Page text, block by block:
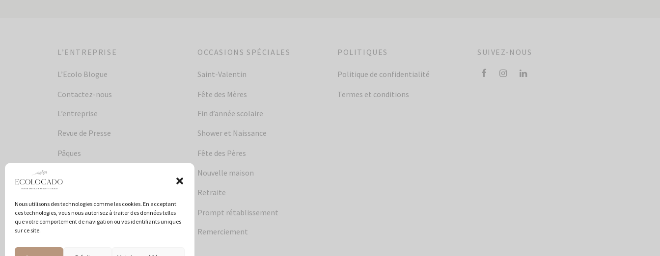
Nous utilisons des technologies comme les cookies. En acceptant
ces technologies, vous nous autorisez à traiter des données telles
que votre comportement de navigation ou vos identifiants uniques
sur ce site.
L’ENTREPRISE
L’Ecolo Blogue
Contactez-nous
L’entreprise
Revue de Presse
Pâques
OCCASIONS SPÉCIALES
Saint-Valentin
Fête des Mères
Fin d’année scolaire
Shower et Naissance
Fête des Pères
Nouvelle maison
Retraite
Prompt rétablissement
Remerciement
POLITIQUES
Politique de confidentialité
Termes et conditions
SUIVEZ-NOUS